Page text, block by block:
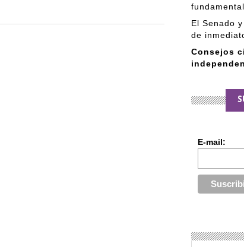
El Senado
de
Consejos
E-mail: